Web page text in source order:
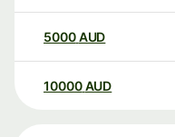
5000AUD
10000 AUD